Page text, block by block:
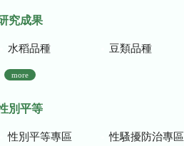
究成果
水稻品種 豆類品種
more
別平等
性別平等專區 性騷擾防治專區